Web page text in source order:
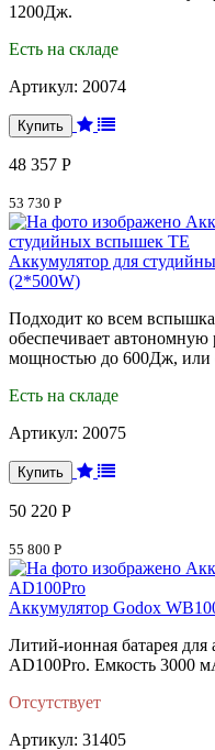
1200Дж.
Есть на складе
Артикул: 20074
48 357 Р
53 730 Р
Аккумулятор для
(2*500W)
Подходит ко всем
обеспечивает автономную
мощностью до 600Дж, или
Есть на складе
Артикул: 20075
50 220 Р
55 800 Р
Аккумулятор Godox
Литий-ионная батарея
AD100Pro. Емкость 3000
Отсутствует
Артикул: 31405